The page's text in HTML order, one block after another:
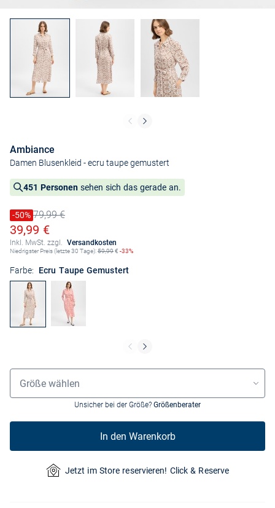
Ambiance
Damen Blusenkleid - ecru taupe gemustert
451 Personen sehen sich das gerade an.
Preis reduziert um
-50%
Alter Preis79,99 €
Ermäßigter Preis
39,99 €
Inkl. MwSt. zzgl. Versandkosten
Niedrigster Preis (letzte 30 Tage):59,99€ -33%
Farbe: Ecru Taupe Gemustert
Grössenauswahl
Größe wählen
Unsicher bei der Größe? Größenberater
In den Warenkorb
Jetzt im Store reservieren! Click & Reserve